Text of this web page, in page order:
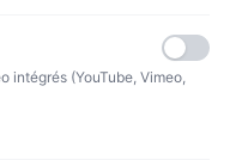
intégrés (YouTube, Vimeo,